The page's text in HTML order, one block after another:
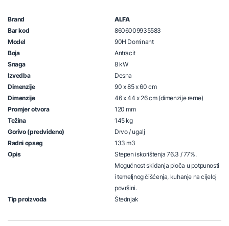
Brand
ALFA
Bar kod
8606009935583
Model
90H Dominant
Boja
Antracit
Snaga
8 kW
Izvedba
Desna
Dimenzije
90 x 85 x 60 cm
Dimenzije
46 x 44 x 26 cm (dimenzije rerne)
Promjer otvora
120 mm
Težina
145 kg
Gorivo (predviđeno)
Drvo / ugalj
Radni opseg
133 m3
Opis
Stepen iskorištenja 76.3 / 77%.
Mogućnost skidanja ploča u potpunosti
i temeljnog čišćenja, kuhanje na cijeloj
površini.
Tip proizvoda
Štednjak